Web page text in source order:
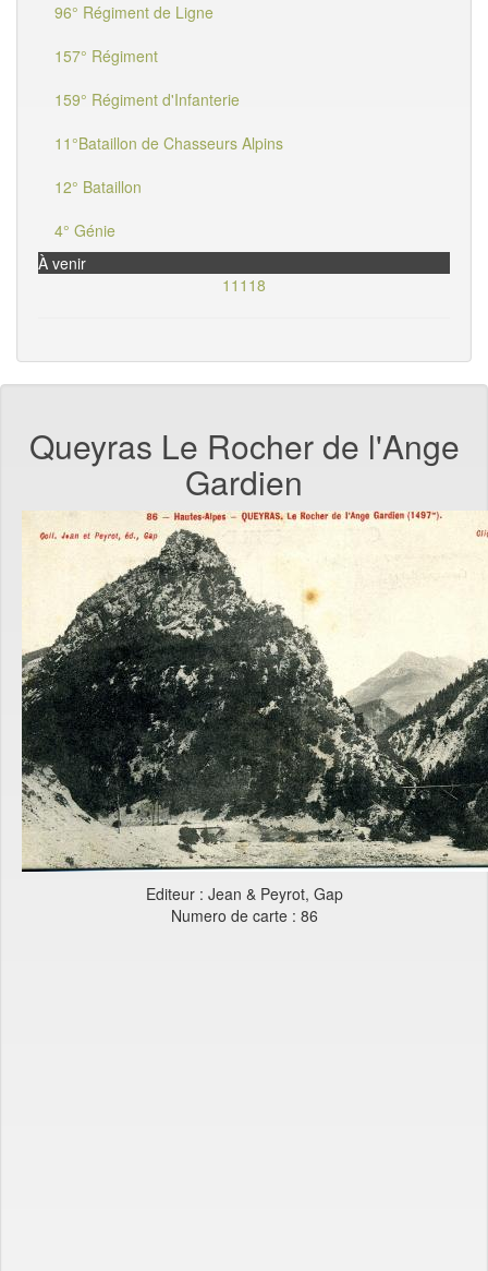
96° Régiment de Ligne
157° Régiment
159° Régiment d'Infanterie
11°Bataillon de Chasseurs Alpins
12° Bataillon
4° Génie
À venir
11118
Queyras Le Rocher de l'Ange
Gardien
Editeur : Jean & Peyrot, Gap
Numero de carte : 86